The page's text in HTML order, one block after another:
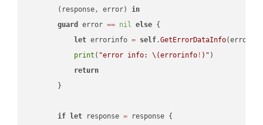
        (response, error)
in
guard
error == nil else {
let errorinfo = self.GetErrorDataInfo(error:
print ( "error info: \(errorinfo ! ) " )
return
        }
if let response = response {